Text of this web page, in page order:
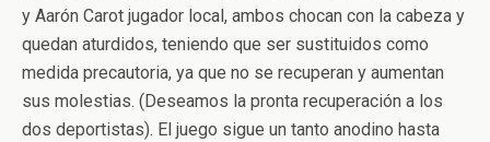
y Aarón Carot jugador local, ambos chocan con la cabeza y
quedan aturdidos, teniendo que ser sustituidos como
medida precautoria, ya que no se recuperan y aumentan
sus molestias. (Deseamos la pronta recuperación a los
dos deportistas). El juego sigue un tanto anodino hasta